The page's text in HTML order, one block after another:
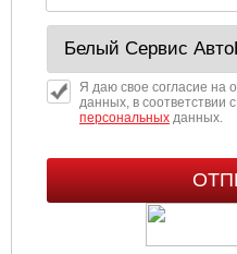
Я даю свое согласие на
данных, в соответствии
персональныхданных.